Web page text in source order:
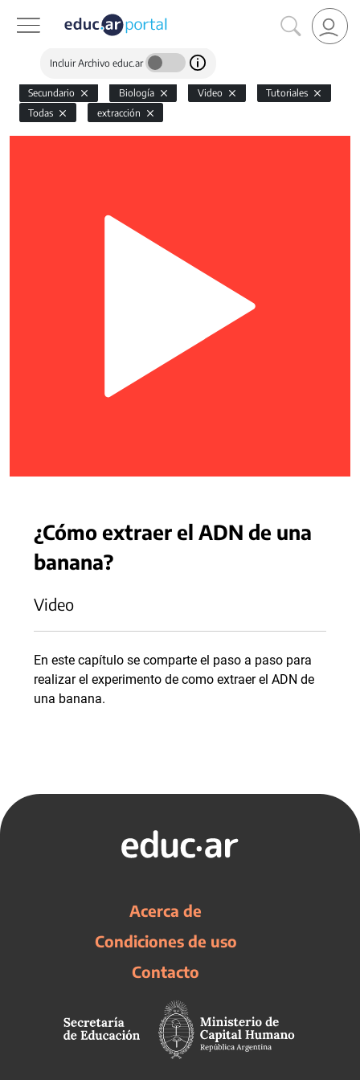
Incluir Archivo educ.ar
Secundario Biología Video
Tutoriales
Todas
extracción
¿Cómo extraer el ADN de una
banana?
Video
En este capítulo se comparte el paso a paso para
realizar el experimento de como extraer el ADN de
una banana.
Acerca de
Condiciones de uso
Contacto